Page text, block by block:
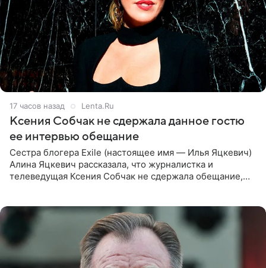
17 часов назад Lenta.Ru
Ксения Собчак не сдержала данное гостю
ее интервью обещание
Сестра блогера Exile (настоящее имя — Илья Яцкевич)
Алина Яцкевич рассказала, что журналистка и
телеведущая Ксения Собчак не сдержала обещание,